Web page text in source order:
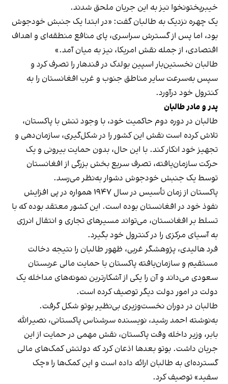
خیبرپختونخوا نیز به این جریان ملحق شدند.
یک چهره نزدیک به طالبان گفت: «در ابتدا یک جنبش خودجوش
بود، اما پس از گسترش سراسری، پای منافع منطقه‌ای و اهداف
اقتصادی، از جمله نقش امریکا، نیز به میان آمد.»
طالبان نخستین‌بار اسپین بولدک در قندهار را تصرف کرد و
سپس به‌سرعت سایر مناطق جنوب و غرب افغانستان را به
کنترول خود درآورد.
پدر و مادر طالبان
طالبان در دوره دوم حاکمیت خود، با وجود تنش با پاکستان،
تلاش کرده است نقش این کشور را در شکل‌گیری، سازمان‌دهی و
تجهیز خود انکار کند. با این حال، بدون حمایت بیرونی و یک
حرکت سازمان‌یافته، تصرف سریع بخش بزرگی از افغانستان
توسط یک جنبش خودجوش دشوار به‌نظر می‌رسد.
پاکستان از زمان تأسیس در سال ۱۹۴۷ همواره در پی افزایش
نفوذ خود در افغانستان بوده است. این کشور معتقد بوده که با
تسلط بر افغانستان، می‌تواند مسیرهای تجاری و انتقال انرژی
به آسیای مرکزی را در کنترول خود بگیرد.
فرد هالیدی، پژوهشگر غربی، ظهور طالبان را نتیجه دخالت
مستقیم و سازمان‌یافته پاکستان با حمایت مالی عربستان
سعودی می‌داند و آن را یکی از آشکارترین نمونه‌های مداخله یک
دولت در امور دولت دیگر توصیف کرده است.
طالبان در دوران نخست‌وزیری بی‌نظیر بوتو شکل گرفت.
به‌نوشته احمد رشید، نویسنده سرشناس پاکستانی، نصیرالله
بابر، وزیر داخله وقت پاکستان، نقش مهمی در حمایت از این
جریان داشت. بوتو بعدها اذعان کرد که دولتش کمک‌های مالی
گسترده‌ای به طالبان ارائه داده است و این کمک‌ها را «چک
سفید» توصیف کرد.